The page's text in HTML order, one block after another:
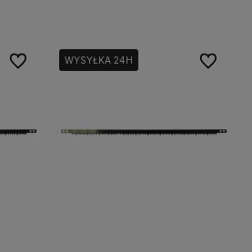
Do ulubionychWYSYŁKA 24H
WYSYŁKA 24H
WYSYŁKA 24H Do